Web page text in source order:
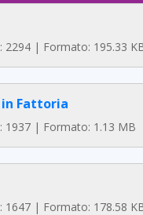
2294 | Formato: 195.33
Fattoria
1937 | Formato: 1.13 MB
1647 | Formato: 178.58